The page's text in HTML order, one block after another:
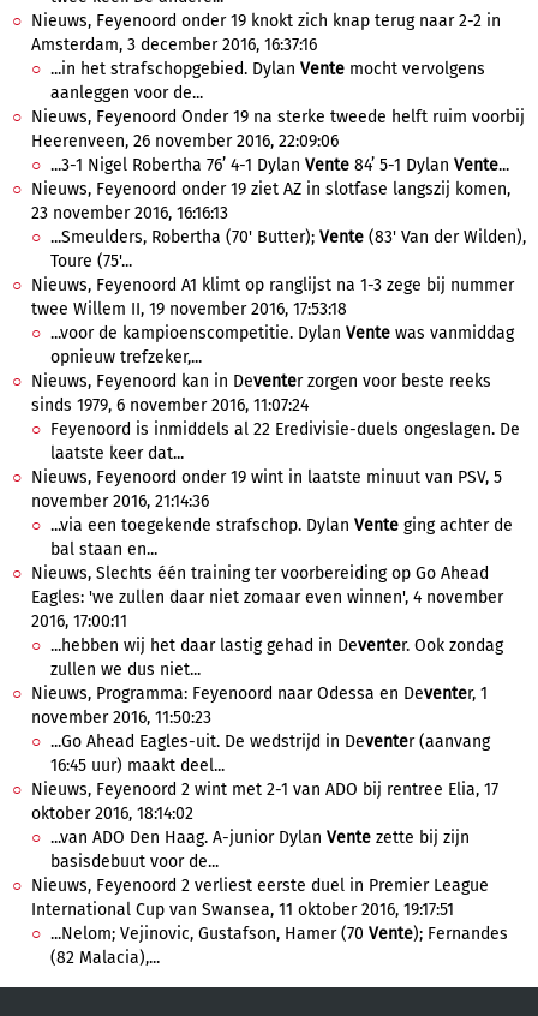
Nieuws, Feyenoord onder 19 knokt zich knap terug naar 2-2 in
Amsterdam, 3 december 2016, 16:37:16
...in het strafschopgebied. Dylan Vente mocht vervolgens
aanleggen voor de...
Nieuws, Feyenoord Onder 19 na sterke tweede helft ruim voorbij
Heerenveen, 26 november 2016, 22:09:06
...3-1 Nigel Robertha 76’ 4-1 Dylan Vente 84’ 5-1 Dylan Vente...
Nieuws, Feyenoord onder 19 ziet AZ in slotfase langszij komen,
23 november 2016, 16:16:13
...Smeulders, Robertha (70' Butter); Vente (83' Van der Wilden),
Toure (75'...
Nieuws, Feyenoord A1 klimt op ranglijst na 1-3 zege bij nummer
twee Willem II, 19 november 2016, 17:53:18
...voor de kampioenscompetitie. Dylan Vente was vanmiddag
opnieuw trefzeker,...
Nieuws, Feyenoord kan in Deventer zorgen voor beste reeks
sinds 1979, 6 november 2016, 11:07:24
Feyenoord is inmiddels al 22 Eredivisie-duels ongeslagen. De
laatste keer dat...
Nieuws, Feyenoord onder 19 wint in laatste minuut van PSV, 5
november 2016, 21:14:36
...via een toegekende strafschop. Dylan Vente ging achter de
bal staan en...
Nieuws, Slechts één training ter voorbereiding op Go Ahead
Eagles: 'we zullen daar niet zomaar even winnen', 4 november
2016, 17:00:11
...hebben wij het daar lastig gehad in Deventer. Ook zondag
zullen we dus niet...
Nieuws, Programma: Feyenoord naar Odessa en Deventer, 1
november 2016, 11:50:23
...Go Ahead Eagles-uit. De wedstrijd in Deventer (aanvang
16:45 uur) maakt deel...
Nieuws, Feyenoord 2 wint met 2-1 van ADO bij rentree Elia, 17
oktober 2016, 18:14:02
...van ADO Den Haag. A-junior Dylan Vente zette bij zijn
basisdebuut voor de...
Nieuws, Feyenoord 2 verliest eerste duel in Premier League
International Cup van Swansea, 11 oktober 2016, 19:17:51
...Nelom; Vejinovic, Gustafson, Hamer (70 Vente); Fernandes
(82 Malacia),...